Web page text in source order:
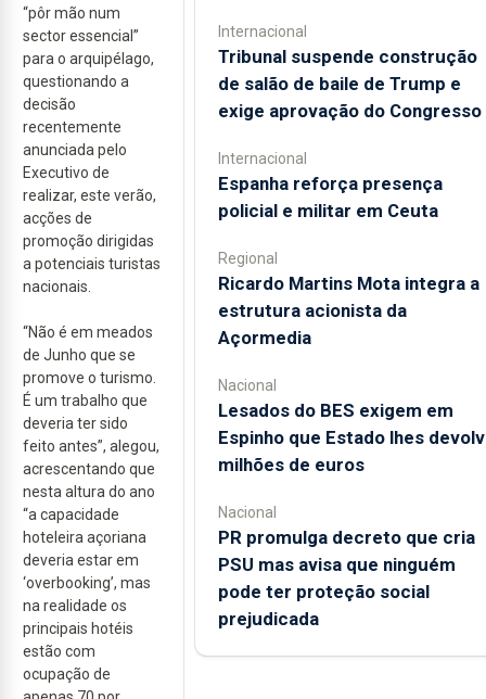
“pôr mão num
sector essencial”
para o arquipélago,
questionando a
decisão
recentemente
anunciada pelo
Executivo de
realizar, este verão,
acções de
promoção dirigidas
a potenciais turistas
nacionais.
“Não é em meados
de Junho que se
promove o turismo.
É um trabalho que
deveria ter sido
feito antes”, alegou,
acrescentando que
nesta altura do ano
“a capacidade
hoteleira açoriana
deveria estar em
‘overbooking’, mas
na realidade os
principais hotéis
estão com
ocupação de
Internacional
Tribunal suspende construção
de salão de baile de Trump e
exige aprovação do Congresso
Internacional
Espanha reforça presença
policial e militar em Ceuta
Regional
Ricardo Martins Mota integra a
estrutura acionista da
Açormedia
Nacional
Lesados do BES exigem em
Espinho que Estado lhes
milhões de euros
Nacional
PR promulga decreto que cria
PSU mas avisa que ninguém
pode ter proteção social
prejudicada